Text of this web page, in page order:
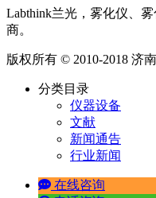
Labthink兰光，雾化仪、
商。
版权所有 © 2010-2018 济
分类目录
仪器设备
文献
新闻通告
行业新闻
在线咨询